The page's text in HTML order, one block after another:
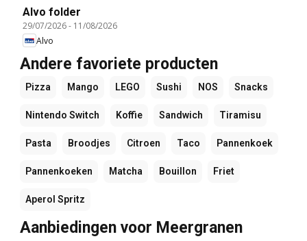
Alvo folder
29/07/2026- 11/08/2026
Alvo
Andere favoriete producten
Pizza Mango LEGO Sushi NOS Snacks
Nintendo Switch Koffie Sandwich Tiramisu
Pasta Broodjes Citroen Taco Pannenkoek
Pannenkoeken Matcha Bouillon Friet
Aperol Spritz
Aanbiedingen voor Meergranen